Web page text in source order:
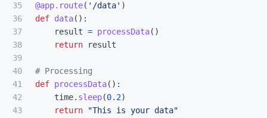
35
36
37
38
39
40
41
42
43
@app.route( ' /data' )
def data():
result = processData()
return
result
def processData():
time. sleep(0.2)
return
"This is your data"